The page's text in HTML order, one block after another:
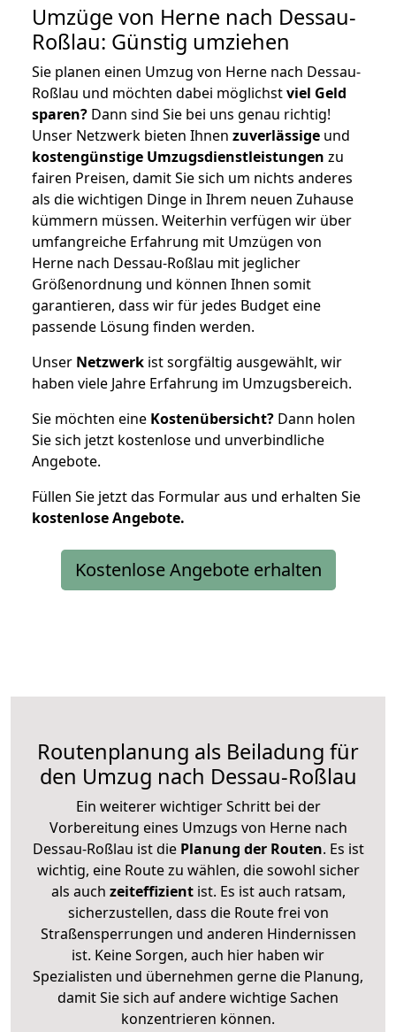
Umzüge von Herne nach Dessau-
Roßlau: Günstig umziehen
Sie planen einen Umzug von Herne nach Dessau-
Roßlau und möchten dabei möglichstviel Geld
sparen? Dann sind Sie bei uns genau richtig!
Unser Netzwerk bieten Ihnen zuverlässige und
kostengünstige Umzugsdienstleistungen zu
fairen Preisen, damit Sie sich um nichts anderes
als die wichtigen Dinge in Ihrem neuen Zuhause
kümmern müssen. Weiterhin verfügen wir über
umfangreiche Erfahrung mit Umzügen von
Herne nach Dessau-Roßlau mit jeglicher
Größenordnung und können Ihnen somit
garantieren, dass wir für jedes Budget eine
passende Lösung finden werden.
Unser Netzwerk ist sorgfältig ausgewählt, wir
haben viele Jahre Erfahrung im Umzugsbereich.
Sie möchten eine Kostenübersicht? Dann holen
Sie sich jetzt kostenlose und unverbindliche
Angebote.
Füllen Sie jetzt das Formular aus und erhalten Sie
kostenloseAngebote.
Kostenlose Angebote erhalten
Routenplanung als Beiladung für
den Umzug nach Dessau-Roßlau
Ein weiterer wichtiger Schritt bei der
Vorbereitung eines Umzugs von Herne nach
Dessau-Roßlau ist diePlanung der Routen. Es ist
wichtig, eine Route zu wählen, die sowohl sicher
als auch zeiteffizientist. Es ist auch ratsam,
sicherzustellen, dass die Route frei von
Straßensperrungen und anderen Hindernissen
ist. Keine Sorgen, auch hier haben wir
Spezialisten und übernehmen gerne die Planung,
damit Sie sich auf andere wichtige Sachen
konzentrieren können.